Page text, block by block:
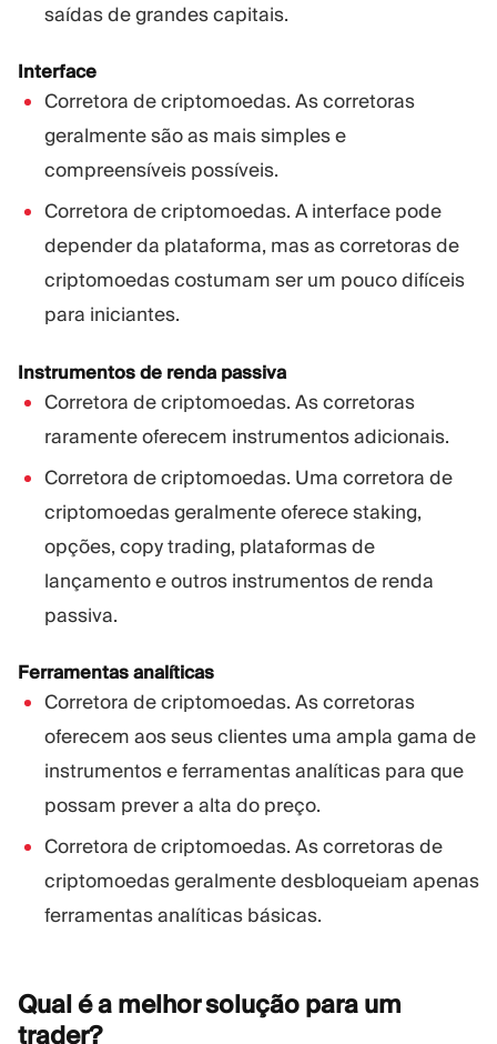
saídas de grandes capitais.
Interface
Corretora de criptomoedas. As corretoras
geralmente são as mais simples e
compreensíveis possíveis.
Corretora de criptomoedas. A interface pode
depender da plataforma, mas as corretoras de
criptomoedas costumam ser um pouco difíceis
para iniciantes.
Instrumentos de renda passiva
Corretora de criptomoedas. As corretoras
raramente oferecem instrumentos adicionais.
Corretora de criptomoedas. Uma corretora de
criptomoedas geralmente oferece staking,
opções, copy trading, plataformas de
lançamento e outros instrumentos de renda
passiva.
Ferramentas analíticas
Corretora de criptomoedas. As corretoras
oferecem aos seus clientes uma ampla gama de
instrumentos e ferramentas analíticas para que
possam prever a alta do preço.
Corretora de criptomoedas. As corretoras de
criptomoedas geralmente desbloqueiam apenas
ferramentas analíticas básicas.
Qual é a melhor solução para um
trader?